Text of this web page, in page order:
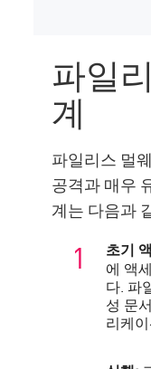
파일
계
파일리스 멀
공격과 매우
계는 다음과
초기
에 액
다. 파
성 문
리케